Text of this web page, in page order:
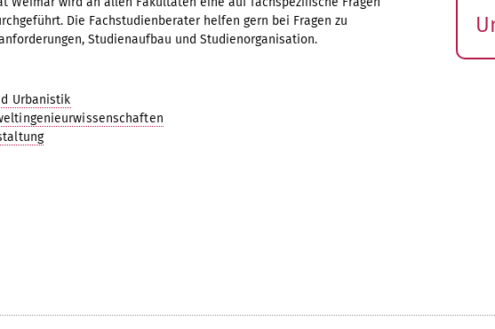
Die Fachstudienberater helfen gern bei Fragen zu
Studienaufbau und Studienorganisation.
Urbanistik